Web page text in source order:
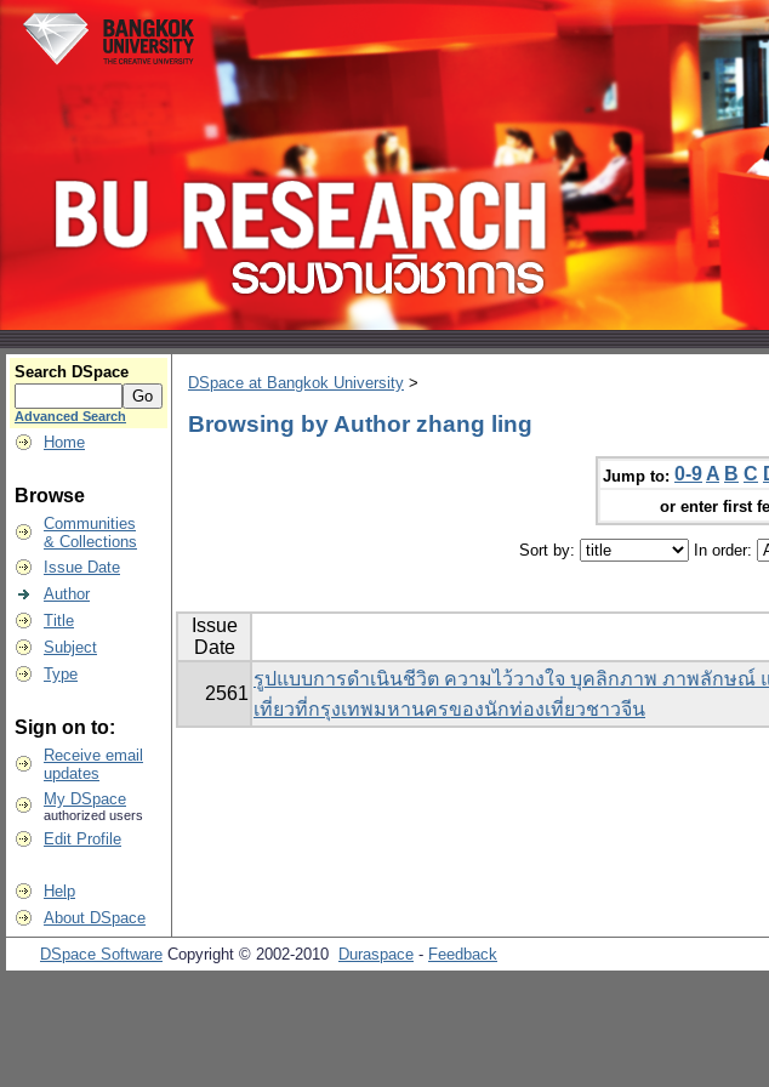
Search DSpace
Advanced Search
Home
Browse
Communities
& Collections
Issue Date
Author
Title
Subject
Type
Sign on to:
Receive email
updates
My DSpace
authorized users
Edit Profile
Help
About DSpace
DSpace at Bangkok University >
Browsing by Author zhang ling
Jump to: 0-9 A B C
or enter first
Sort by: In order:
Issue
Date
2561
รูปแบบการดำเนินชีวิต ความไว้วางใจ บุคลิกภาพ ภาพลักษณ์
เที่ยวที่กรุงเทพมหานครของนักท่องเที่ยวชาวจีน
DSpace Software Copyright © 2002-2010 Duraspace - Feedback